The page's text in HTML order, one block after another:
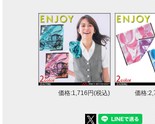
価格:1,716円(税込) 価格